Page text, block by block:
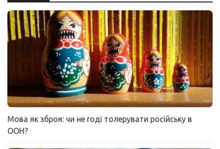
Мова як зброя: чи не годі толерувати російську в
ООН?